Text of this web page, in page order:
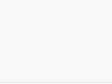
二是
网通
在先